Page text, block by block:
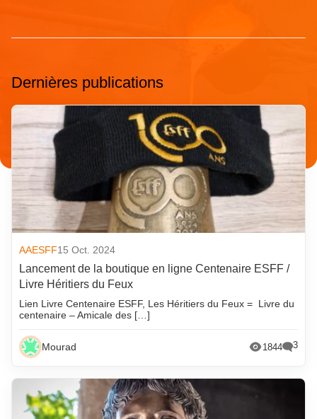
Dernières publications
AAESFF15 Oct. 2024
Lancement de la boutique en ligne Centenaire ESFF /
Livre Héritiers du Feux
Lien Livre Centenaire ESFF, Les Héritiers du Feux = Livre du
centenaire – Amicale des […]
Mourad 1844 3